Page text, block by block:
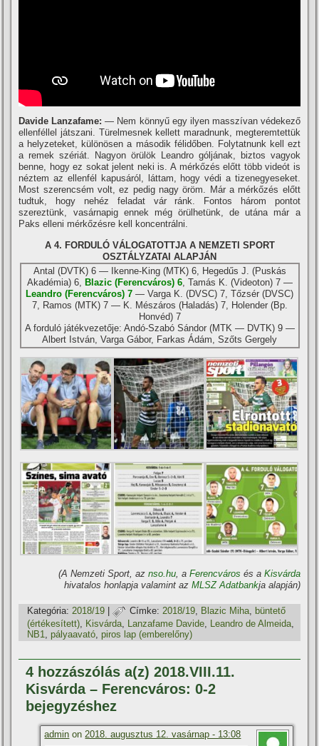
Davide Lanzafame:— Nem könnyű egy ilyen masszí­van védekező
ellenféllel játszani. Türelmesnek kellett maradnunk, megteremtettük
a helyzeteket, különösen a második félidőben. Folytatnunk kell ezt
a remek szériát. Nagyon örülök Leandro góljának, biztos vagyok
benne, hogy ez sokat jelent neki is. A mérkőzés előtt több videót is
néztem az ellenfél kapusáról, láttam, hogy védi a tizenegyeseket.
Most szerencsém volt, ez pedig nagy öröm. Már a mérkőzés előtt
tudtuk, hogy nehéz feladat vár ránk. Fontos három pontot
szereztünk, vasárnapig ennek még örülhetünk, de utána már a
Paks elleni mérkőzésre kell koncentrálni.
A 4. FORDULÓ VÁLOGATOTTJA A NEMZETI SPORT
OSZTÁLYZATAI ALAPJÁN
Antal (DVTK) 6 — Ikenne-King (MTK) 6, Hegedűs J. (Puskás
Akadémia) 6, Blazic (Ferencváros) 6, Tamás K. (Videoton) 7 —
Leandro (Ferencváros) 7 — Varga K. (DVSC) 7, Tőzsér (DVSC)
7, Ramos (MTK) 7 — K. Mészáros (Haladás) 7, Holender (Bp.
Honvéd) 7
A forduló játékvezetője: Andó-Szabó Sándor (MTK — DVTK) 9 —
Albert István, Varga Gábor, Farkas Ádám, Szőts Gergely
(A Nemzeti Sport, az nso.hu, a Ferencváros és a Kisvárda
hivatalos honlapja valamint az MLSZ Adatbankja alapján)
Kategória: 2018/19 | Címke: 2018/19, Blazic Miha, büntető
(értékesí­tett)
Kisvárda Lanzafame Davide Leandro de Almeida
NB1
,pályaavató ,piros lap (emberelőny)
4 hozzászólás a(z) 2018.VIII.11.
Kisvárda – Ferencváros: 0-2
bejegyzéshez
admin on 2018. augusztus 12. vasárnap - 13:08